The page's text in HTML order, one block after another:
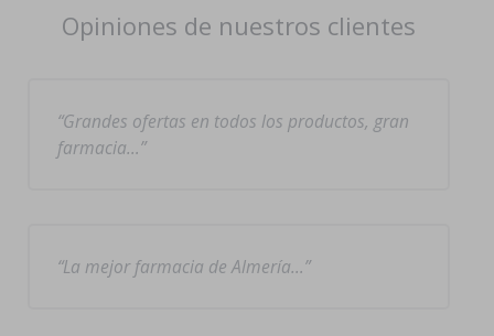
Opiniones de nuestros clientes
Grandes ofertas en todos los productos, gran
farmacia…
La mejor farmacia de Almería…